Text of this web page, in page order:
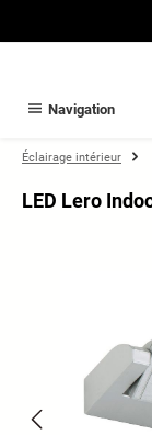
Navigation
Éclairage intérieur
LED Lero